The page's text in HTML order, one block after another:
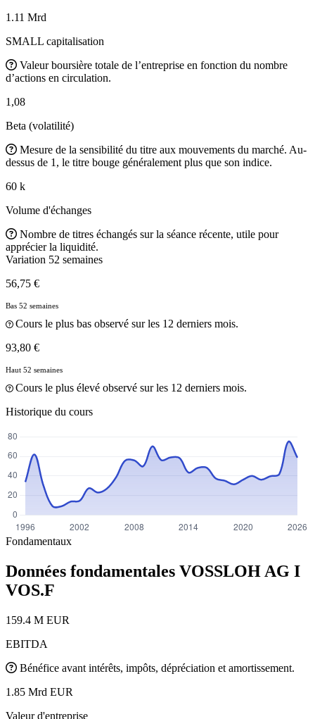
1.11 Mrd
SMALL capitalisation
Valeur boursière totale de l’entreprise en fonction du nombre
d’actions en circulation.
1,08
Beta (volatilité)
Mesure de la sensibilité du titre aux mouvements du marché. Au-
dessus de 1, le titre bouge généralement plus que son indice.
60 k
Volume d'échanges
Nombre de titres échangés sur la séance récente, utile pour
apprécier la liquidité.
Variation 52 semaines
56,75 €
Bas 52 semaines
Cours le plus bas observé sur les 12 derniers mois.
93,80 €
Haut 52 semaines
Cours le plus élevé observé sur les 12 derniers mois.
Historique du cours
Fondamentaux
Données fondamentales VOSSLOH AG I
VOS.F
159.4 M EUR
EBITDA
Bénéfice avant intérêts, impôts, dépréciation et amortissement.
1.85 Mrd EUR
Valeur d'entreprise